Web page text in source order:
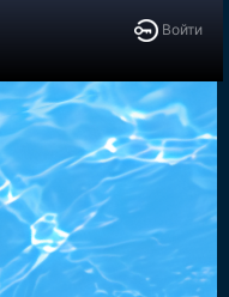
Войти